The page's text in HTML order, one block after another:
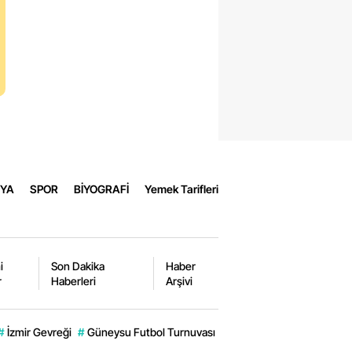
SPOR BİYOGRAFİ Yemek Tarifleri
Son Dakika
Haberleri
Haber
Arşivi
İzmir Gevreği # Güneysu Futbol Turnuvası